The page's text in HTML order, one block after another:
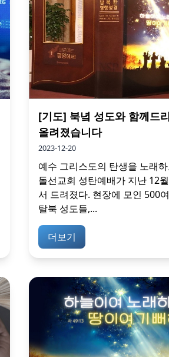
[기도] 북녘 성도와 함께드
올려졌습니다
2023-12-20
예수 그리스도의 탄생을 노래
돌선교회 성탄예배가 지난 12
서 드려졌다. 현장에 모인 500
탈북 성도들,...
더보기